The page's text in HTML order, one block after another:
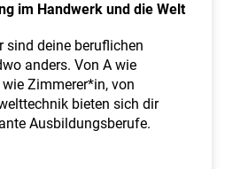
im Handwerk und die Welt
deine beruflichen
anders. Von A wie
Zimmerer*in, von
bieten sich dir
Ausbildungsberufe.